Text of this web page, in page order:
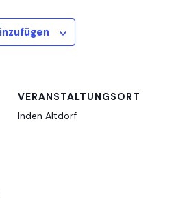
VERANSTALTUNGSORT
Inden Altdorf